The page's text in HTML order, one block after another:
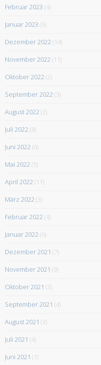
Februar 2023 (4)
Januar 2023 (6)
Dezember 2022 (14)
November 2022 (11)
Oktober 2022 (2)
September 2022 (3)
August 2022 (2)
Juli 2022 (8)
Juni 2022 (6)
Mai 2022 (5)
April 2022 (11)
März 2022 (3)
Februar 2022 (4)
Januar 2022 (6)
Dezember 2021 (7)
November 2021 (9)
Oktober 2021 (3)
September 2021 (4)
August 2021 (3)
Juli 2021 (4)
Juni 2021 (1)